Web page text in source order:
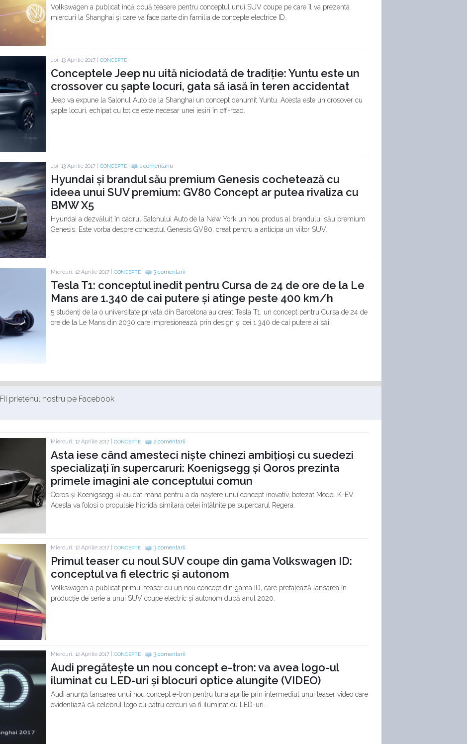
Volkswagen a publicat încă două teasere pentru conceptul unui SUV coupe pe care îl va prezenta
miercuri la Shanghai şi care va face parte din familia de concepte electrice ID.
Joi, 13 Aprilie 2017 | CONCEPTE
Conceptele Jeep nu uită niciodată de tradiție: Yuntu este un
crossover cu șapte locuri, gata să iasă în teren accidentat
Jeep va expune la Salonul Auto de la Shanghai un concept denumit Yuntu. Acesta este un crosover cu
șapte locuri, echipat cu tot ce este necesar unei ieșiri în off-road.
Joi, 13 Aprilie 2017 | CONCEPTE 1 comentariu
Hyundai și brandul său premium Genesis cochetează cu
ideea unui SUV premium: GV80 Concept ar putea rivaliza cu
BMW X5
Hyundai a dezvăluit în cadrul Salonului Auto de la New York un nou produs al brandului său premium
Genesis. Este vorba despre conceptul Genesis GV80, creat pentru a anticipa un viitor SUV.
Miercuri, 12 Aprilie 2017 | CONCEPTE 3 comentarii
Tesla T1: conceptul inedit pentru Cursa de 24 de ore de la Le
Mans are 1.340 de cai putere și atinge peste 400 km/h
5 studenți de la o universitate privată din Barcelona au creat Tesla T1, un concept pentru Cursa de 24 de
ore de la Le Mans din 2030 care impresionează prin design și cei 1.340 de cai putere ai săi.
Fii prietenul nostru pe Facebook
Miercuri, 12 Aprilie 2017 | CONCEPTE 2 comentarii
Asta iese când amesteci niște chinezi ambițioși cu suedezi
specializați în supercaruri: Koenigsegg și Qoros prezinta
primele imagini ale conceptului comun
Qoros și Koenigsegg și-au dat mâna pentru a da naștere unui concept inovativ, botezat Model K-EV.
Acesta va folosi o propulsie hibridă similară celei întâlnite pe supercarul Regera.
Miercuri, 12 Aprilie 2017 | CONCEPTE 3 comentarii
Primul teaser cu noul SUV coupe din gama Volkswagen ID:
conceptul va fi electric și autonom
Volkswagen a publicat primul teaser cu un nou concept din gama ID, care prefațează lansarea în
producție de serie a unui SUV coupe electric și autonom după anul 2020.
Miercuri, 12 Aprilie 2017 | CONCEPTE 3 comentarii
Audi pregătește un nou concept e-tron: va avea logo-ul
iluminat cu LED-uri și blocuri optice alungite (VIDEO)
Audi anunță lansarea unui nou concept e-tron pentru luna aprilie prin intermediul unui teaser video care
evidențiază că celebrul logo cu patru cercuri va fi iluminat cu LED-uri.